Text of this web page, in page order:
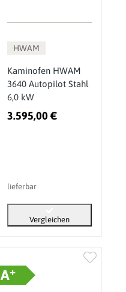
HWAM
Kaminofen HWAM
3640 Autopilot Stahl
6,0 kW
3.595,00 €
lieferbar
Vergleichen
A+